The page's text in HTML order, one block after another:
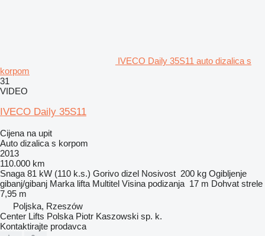
IVECO Daily 35S11 auto dizalica s
korpom
31
VIDEO
IVECO Daily 35S11
Cijena na upit
Auto dizalica s korpom
2013
110.000 km
Snaga 81 kW (110 k.s.) Gorivo dizel Nosivost 200 kg Ogibljenje
gibanj/gibanj Marka lifta Multitel Visina podizanja 17 m Dohvat strele
7,95 m
Poljska, Rzeszów
Center Lifts Polska Piotr Kaszowski sp. k.
Kontaktirajte prodavca